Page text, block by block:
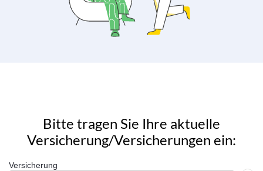
Bitte tragen Sie Ihre aktuelle
Versicherung/Versicherungen ein:
Versicherung